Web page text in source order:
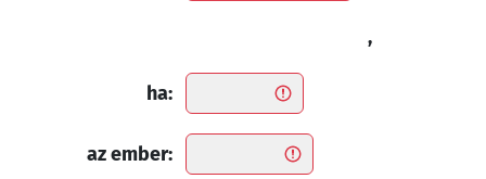
,
ha:
az ember: